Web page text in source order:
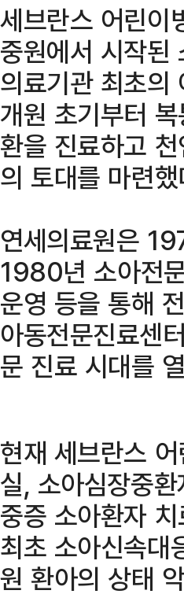
세브란스 어린
중원에서 시작
의료기관 최초의
개원 초기부터
환을 진료하고
의 토대를 마련
연세의료원은
1980년 소아전
운영 등을 통해
아동전문진료센
문 진료 시대를
현재 세브란스
실, 소아심장중
중증 소아환자
최초 소아신속대
원 환아의 상태